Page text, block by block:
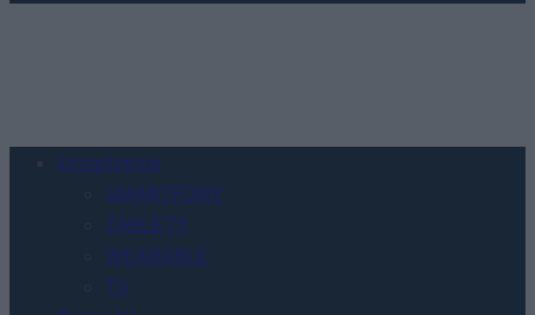
Urządzenia
SMARTFONY
TABLETY
WEARABLE
TV